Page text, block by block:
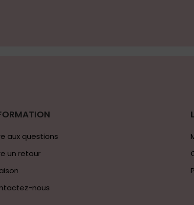
aux questions
un retour
nous